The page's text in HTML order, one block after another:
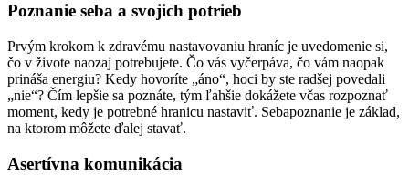
Poznanie seba a svojich potrieb
Prvým krokom k zdravému nastavovaniu hraníc je uvedomenie si,
čo v živote naozaj potrebujete. Čo vás vyčerpáva, čo vám naopak
prináša energiu? Kedy hovoríte „áno“, hoci by ste radšej povedali
„nie“? Čím lepšie sa poznáte, tým ľahšie dokážete včas rozpoznať
moment, kedy je potrebné hranicu nastaviť. Sebapoznanie je základ,
na ktorom môžete ďalej stavať.
Asertívna komunikácia